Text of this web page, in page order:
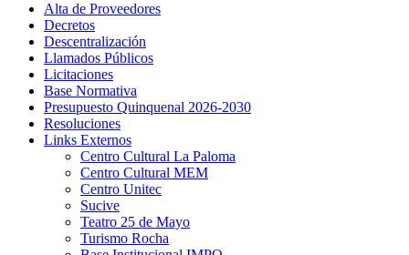
Alta de Proveedores
Decretos
Descentralización
Llamados Públicos
Licitaciones
Base Normativa
Presupuesto Quinquenal 2026-2030
Resoluciones
Links Externos
Centro Cultural La Paloma
Centro Cultural MEM
Centro Unitec
Sucive
Teatro 25 de Mayo
Turismo Rocha